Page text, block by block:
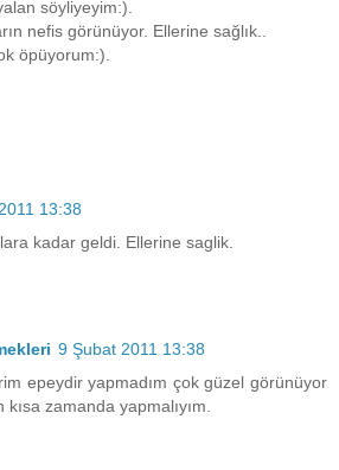
söyliyeyim:).
nefis görünüyor. Ellerine sağlık..
öpüyorum:).
13:38
kadar geldi. Ellerine saglik.
9 Şubat 2011 13:38
epeydir yapmadım çok güzel görünüyor
zamanda yapmalıyım.